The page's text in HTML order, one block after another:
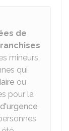
de
mineurs,
qui
ou
pour la